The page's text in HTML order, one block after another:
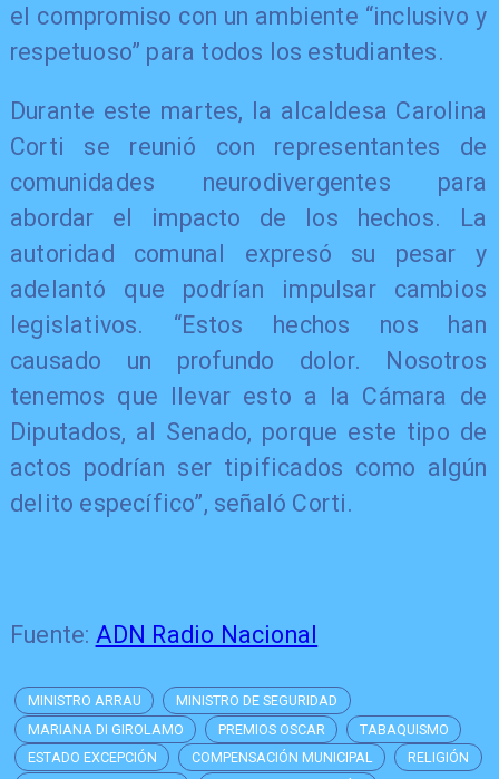
el compromiso con un ambiente “inclusivo y
respetuoso” para todos los estudiantes.
Durante este martes, la alcaldesa Carolina
Corti se reunió con representantes de
comunidades neurodivergentes para
abordar el impacto de los hechos. La
autoridad comunal expresó su pesar y
adelantó que podrían impulsar cambios
legislativos. “Estos hechos nos han
causado un profundo dolor. Nosotros
tenemos que llevar esto a la Cámara de
Diputados, al Senado, porque este tipo de
actos podrían ser tipificados como algún
delito específico”, señaló Corti.
Fuente: ADN Radio Nacional
MINISTRO ARRAU
MINISTRO DE SEGURIDAD
MARIANA DI GIROLAMO
PREMIOS OSCAR
TABAQUISMO
ESTADO EXCEPCIÓN
COMPENSACIÓN MUNICIPAL
RELIGIÓN